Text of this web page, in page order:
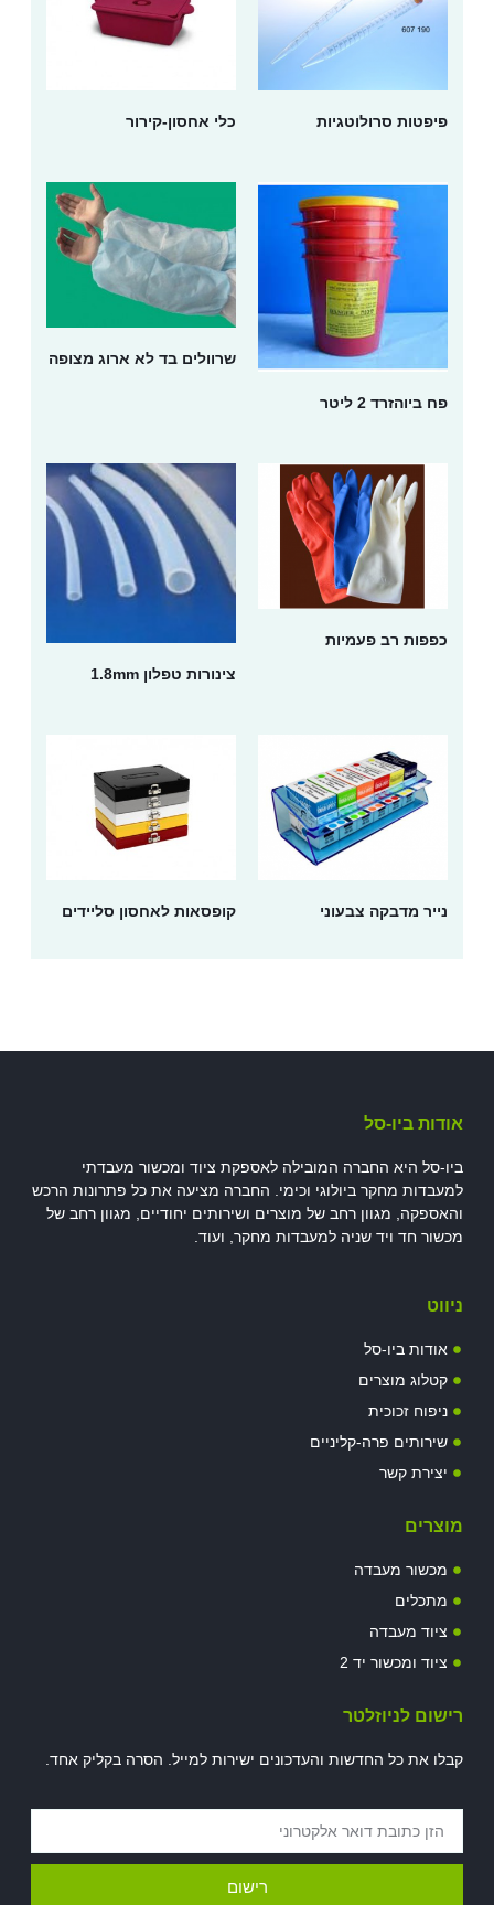
פיפטות סרולוטגיות כלי אחסון-קירור
פח ביוהזרד 2 ליטר
שרוולים בד לא ארוג מצופה
כפפות רב פעמיות
צינורות טפלון 1.8mm
נייר מדבקה צבעוני קופסאות לאחסון סליידים
אודות ביו-סל
ביו-סל היא החברה המובילה לאספקת ציוד ומכשור מעבדתי
למעבדות מחקר ביולוגי וכימי. החברה מציעה את כל פתרונות הרכש
והאספקה, מגוון רחב של מוצרים ושירותים יחודיים, מגוון רחב של
מכשור חד ויד שניה למעבדות מחקר, ועוד.
ניווט
אודות ביו-סל
קטלוג מוצרים
ניפוח זכוכית
שירותים פרה-קליניים
יצירת קשר
מוצרים
מכשור מעבדה
מתכלים
ציוד מעבדה
ציוד ומכשור יד 2
רישום לניוזלטר
קבלו את כל החדשות והעדכונים ישירות למייל. הסרה בקליק אחד.
רישום